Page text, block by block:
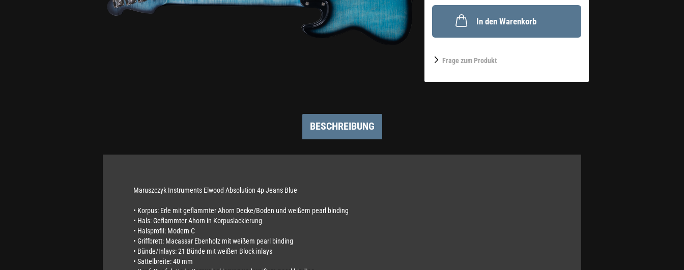
In den Warenkorb
Frage zum Produkt
BESCHREIBUNG
Maruszczyk Instruments Elwood Absolution 4p Jeans Blue
• Korpus: Erle mit geflammter Ahorn Decke/Boden und weißem pearl binding
• Hals: Geflammter Ahorn in Korpuslackierung
• Halsprofil: Modern C
• Griffbrett: Macassar Ebenholz mit weißem pearl binding
• Bünde/Inlays: 21 Bünde mit weißen Block inlays
• Sattelbreite: 40 mm